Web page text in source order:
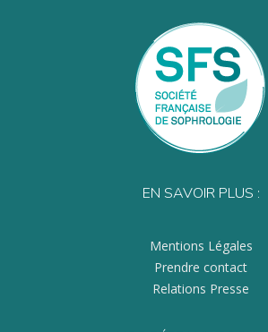
EN SAVOIR PLUS :
Mentions Légales
Prendre contact
Relations Presse